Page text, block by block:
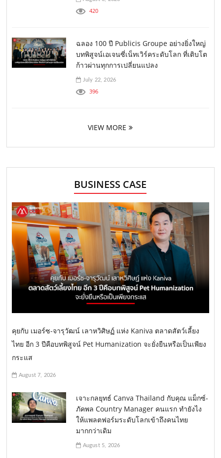
420
ฉลอง 100 ปี Publicis Groupe อย่างยิ่งใหญ่
บทพิสูจน์เอเจนซี่เน็ทเวิร์คระดับโลก ที่เติบโต
ก้าวผ่านทุกการเปลี่ยนแปลง
July 22, 2026
396
VIEW MORE
BUSINESS CASE
คุยกับ เมอร์ซ-จารุวัฒน์ เลาหวิศิษฏ์ แห่ง Kaniva ตลาดสัตว์เลี้ยง
ไทย อีก 3 ปีคือบทพิสูจน์ Pet Humanization จะยั่งยืนหรือเป็นเพียง
กระแส
August 7, 2026
เจาะกลยุทธ์ Canva Thailand กับคุณ แม็กซ์-
ภัคพล Country Manager คนแรก ทำยังไง
ให้แพลตฟอร์มระดับโลกเข้าถึงคนไทย
มากกว่าเดิม
August 5, 2026